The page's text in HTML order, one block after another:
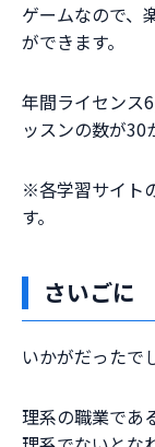
ゲームなので、
ができます。
年間ライセンス
ッスンの数が30
※各学習サイト
す。
さいごに
いかがだったで
理系の職業であ